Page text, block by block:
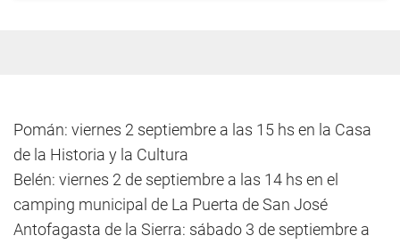
Pomán: viernes 2 septiembre a las 15 hs en la Casa
de la Historia y la Cultura
Belén: viernes 2 de septiembre a las 14 hs en el
camping municipal de La Puerta de San José
Antofagasta de la Sierra: sábado 3 de septiembre a